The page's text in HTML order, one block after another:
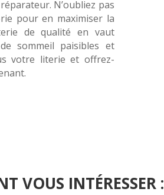
N’oubliez pas
pour en maximiser la
de qualité en vaut
sommeil paisibles et
votre literie et offrez-
VOUS INTÉRESSER :